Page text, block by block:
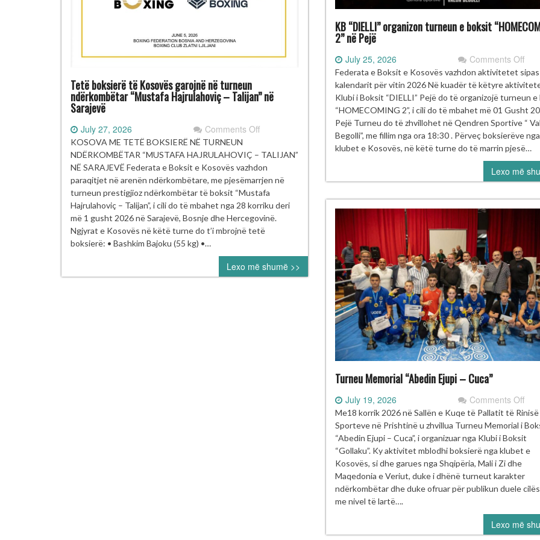
Tetë boksierë të Kosovës garojnë në turneun
ndërkombëtar “Mustafa Hajrulahoviç – Talijan” në
Sarajevë
July 27, 2026 Comments Offon
boksierë
të Kosovës
garojnë
në turneun
ndërkombëtar
“Mustafa Hajrulahoviç
–
Sarajevë
KOSOVA ME TETË BOKSIERË NË TURNEUN
NDËRKOMBËTAR “MUSTAFA HAJRULAHOVIÇ – TALIJAN”
NË SARAJEVË Federata e Boksit e Kosovës vazhdon
paraqitjet në arenën ndërkombëtare, me pjesëmarrjen në
turneun prestigjioz ndërkombëtar të boksit “Mustafa
Hajrulahoviç – Talijan”, i cili do të mbahet nga 28 korriku deri
më 1 gusht 2026 në Sarajevë, Bosnje dhe Hercegovinë.
Ngjyrat e Kosovës në këtë turne do t’i mbrojnë tetë
boksierë: • Bashkim Bajoku (55 kg) •…
Lexo më shumë >>
KB “DIELLI” organizon turneun e boksit
2” në Pejë
July 25, 2026 Comments Offon
KB
e
boksit
2”
në
Federata e Boksit e Kosovës vazhdon aktivitetet sipas
kalendarit për vitin 2026 Në kuadër të këtyre
Klubi i Boksit “DIELLI” Pejë do të organizojë turneun
“HOMECOMING 2”, i cili do të mbahet më 01 Gusht
Pejë Turneu do të zhvillohet në Qendren Sportive “
Begolli”, me fillim nga ora 18:30 . Përveç boksierëve nga
klubet e Kosovës, në këtë turne do të marrin pjesë…
Lexo më
Turneu Memorial “Abedin Ejupi – Cuca”
July 19, 2026 Comments Offon
Ejupi
Me18 korrik 2026 në Sallën e Kuqe të Pallatit të
Sporteve në Prishtinë u zhvillua Turneu Memorial i
“Abedin Ejupi – Cuca”, i organizuar nga Klubi i Boksit
“Gollaku”. Ky aktivitet mblodhi boksierë nga klubet e
Kosovës, si dhe garues nga Shqipëria, Mali i Zi dhe
Maqedonia e Veriut, duke i dhënë turneut karakter
ndërkombëtar dhe duke ofruar për publikun duele
me nivel të lartë….
Lexo më